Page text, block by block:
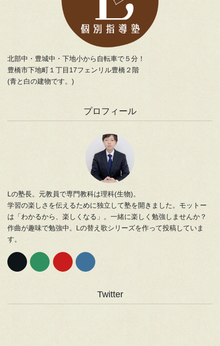
北部中・豊城中・下地小から自転車で５分！
豊橋市下地町１丁目17フェンリル豊橋２階
(青と白の建物です。)
プロフィール
Lの塾長。元教員で専門教科は理科(生物)。
学習の楽しさを伝えるために独立して塾を開きました。モットー
は「わかるから、楽しくなる」。一緒に楽しく勉強しませんか？
作曲が趣味で勉強中。Lの替え歌シリーズを作って投稿していま
す。
Twitter